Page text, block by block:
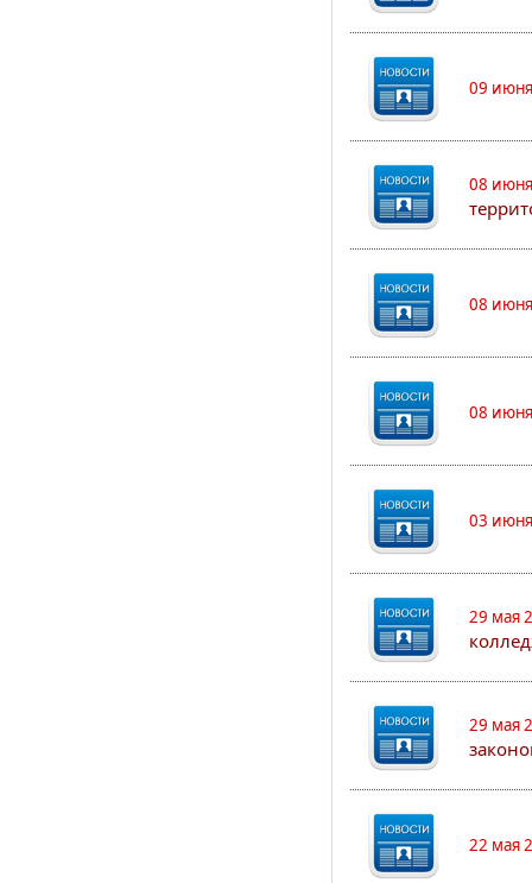
09
08
08
08
03
29 мая
29 мая
22 мая